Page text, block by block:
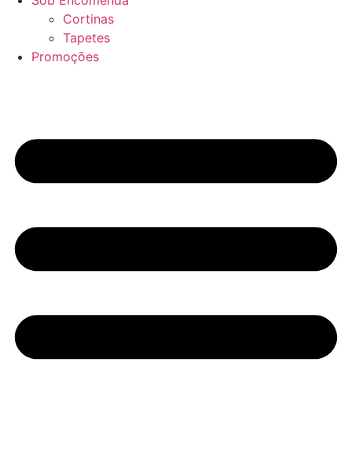
Cortinas
Tapetes
Promoções